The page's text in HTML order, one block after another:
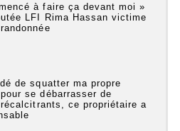
à faire ça devant moi »
LFI Rima Hassan victime
de squatter ma propre
se débarrasser de
ce propriétaire a